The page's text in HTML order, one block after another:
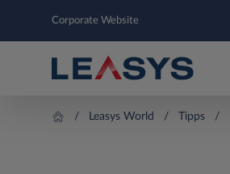
Corporate Website
Leasys World Tipps